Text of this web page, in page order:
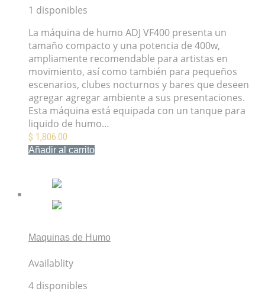
1 disponibles
La máquina de humo ADJ VF400 presenta un
tamaño compacto y una potencia de 400w,
ampliamente recomendable para artistas en
movimiento, así como también para pequeños
escenarios, clubes nocturnos y bares que deseen
agregar agregar ambiente a sus presentaciones.
Esta máquina está equipada con un tanque para
liquido de humo…
$ 1,806.00
Añadir al carrito
Maquinas de Humo
Availablity
4 disponibles